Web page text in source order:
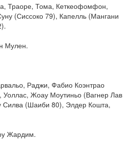
Траоре, Тома, Кеткеофомфон,
(Сиссоко 79), Капелль (Мангани
Мулен.
Раджи, Фабио Коэнтрао
Жоау Моутиньо (Вагнер Лав
Силва (Шаиби 80), Элдер Кошта,
Жардим.